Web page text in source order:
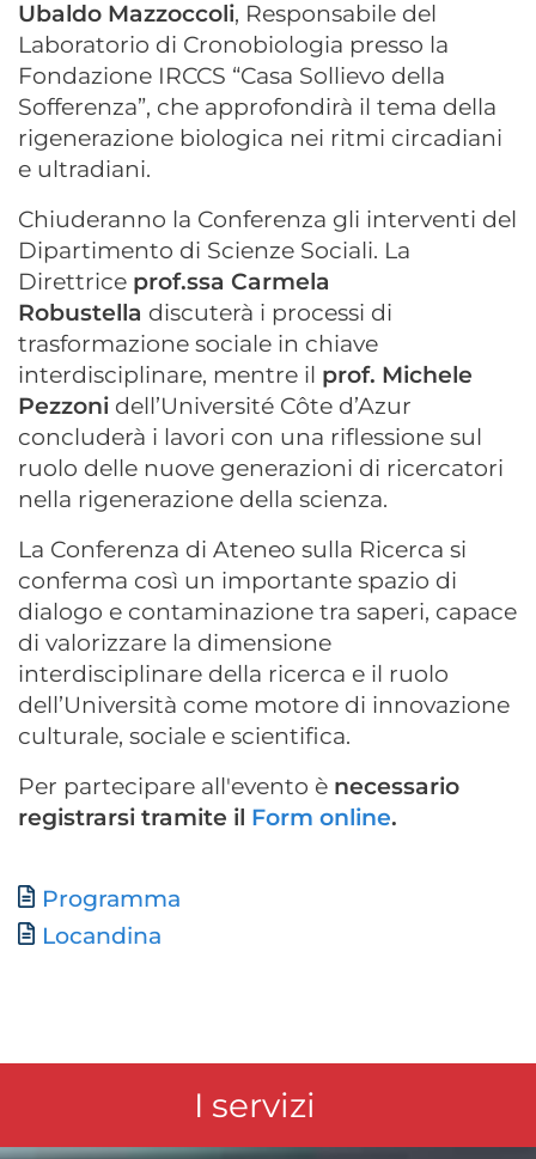
Ubaldo Mazzoccoli, Responsabile del
Laboratorio di Cronobiologia presso la
Fondazione IRCCS “Casa Sollievo della
Sofferenza”, che approfondirà il tema della
rigenerazione biologica nei ritmi circadiani
e ultradiani.
Chiuderanno la Conferenza gli interventi del
Dipartimento di Scienze Sociali. La
Direttrice prof.ssa Carmela
Robustella discuterà i processi di
trasformazione sociale in chiave
interdisciplinare, mentre il prof. Michele
Pezzoni dell’Université Côte d’Azur
concluderà i lavori con una riflessione sul
ruolo delle nuove generazioni di ricercatori
nella rigenerazione della scienza.
La Conferenza di Ateneo sulla Ricerca si
conferma così un importante spazio di
dialogo e contaminazione tra saperi, capace
di valorizzare la dimensione
interdisciplinare della ricerca e il ruolo
dell’Università come motore di innovazione
culturale, sociale e scientifica.
Per partecipare all'evento è necessario
registrarsi tramite il Form online.
Documento
Programma
Locandina
I servizi